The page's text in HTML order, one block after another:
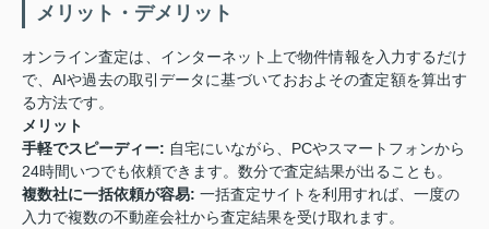
メリット・デメリット
オンライン査定は、インターネット上で物件情報を入力するだけ
で、AIや過去の取引データに基づいておおよその査定額を算出す
る方法です。
メリット
手軽でスピーディー: 自宅にいながら、PCやスマートフォンから
24時間いつでも依頼できます。数分で査定結果が出ることも。
複数社に一括依頼が容易: 一括査定サイトを利用すれば、一度の
入力で複数の不動産会社から査定結果を受け取れます。